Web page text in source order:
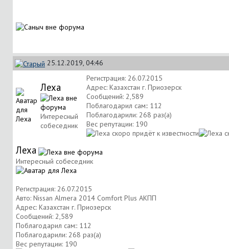
25.12.2019, 04:46
Леха
Интересный
собеседник
Регистрация: 26.07.2015
Адрес: Казахстан г. Приозерск
Сообщений: 2,589
Поблагодарил сам:: 112
Поблагодарили: 268 раз(а)
Вес репутации: 190
Леха
Интересный собеседник
Регистрация: 26.07.2015
Авто: Nissan Almera 2014 Comfort Plus АКПП
Адрес: Казахстан г. Приозерск
Сообщений: 2,589
Поблагодарил сам:: 112
Поблагодарили: 268 раз(а)
Вес репутации: 190